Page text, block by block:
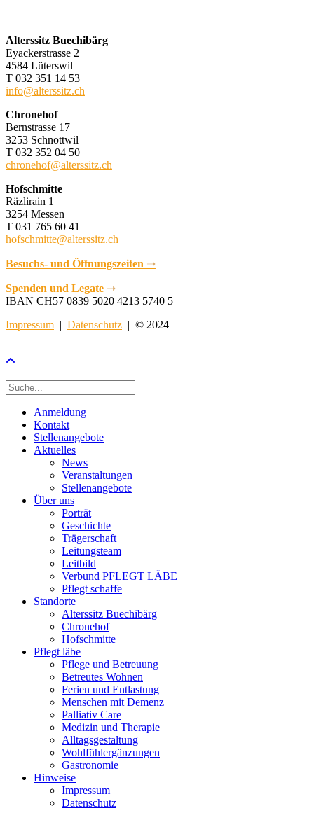
Alterssitz Buechibärg
Eyackerstrasse 2
4584 Lüterswil
T 032 351 14 53
info@alterssitz.ch
Chronehof
Bernstrasse 17
3253 Schnottwil
T 032 352 04 50
chronehof@alterssitz.ch
Hofschmitte
Räzlirain 1
3254 Messen
T 031 765 60 41
hofschmitte@alterssitz.ch
Besuchs- und Öffnungszeiten ➝
Spenden und Legate ➝
IBAN CH57 0839 5020 4213 5740 5
Impressum | Datenschutz | © 2024
Anmeldung
Kontakt
Stellenangebote
Aktuelles
News
Veranstaltungen
Stellenangebote
Über uns
Porträt
Geschichte
Trägerschaft
Leitungsteam
Leitbild
Verbund PFLEGT LÄBE
Pflegt schaffe
Standorte
Alterssitz Buechibärg
Chronehof
Hofschmitte
Pflegt läbe
Pflege und Betreuung
Betreutes Wohnen
Ferien und Entlastung
Menschen mit Demenz
Palliativ Care
Medizin und Therapie
Alltagsgestaltung
Wohlfühlergänzungen
Gastronomie
Hinweise
Impressum
Datenschutz